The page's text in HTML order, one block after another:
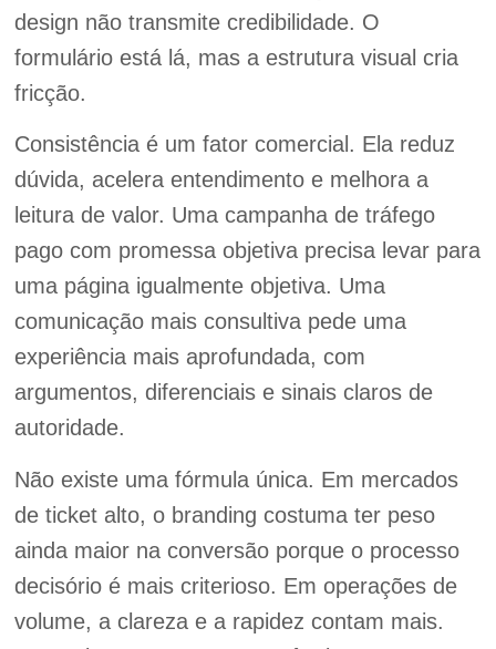
design não transmite credibilidade. O
formulário está lá, mas a estrutura visual cria
fricção.
Consistência é um fator comercial. Ela reduz
dúvida, acelera entendimento e melhora a
leitura de valor. Uma campanha de tráfego
pago com promessa objetiva precisa levar para
uma página igualmente objetiva. Uma
comunicação mais consultiva pede uma
experiência mais aprofundada, com
argumentos, diferenciais e sinais claros de
autoridade.
Não existe uma fórmula única. Em mercados
de ticket alto, o branding costuma ter peso
ainda maior na conversão porque o processo
decisório é mais criterioso. Em operações de
volume, a clareza e a rapidez contam mais.